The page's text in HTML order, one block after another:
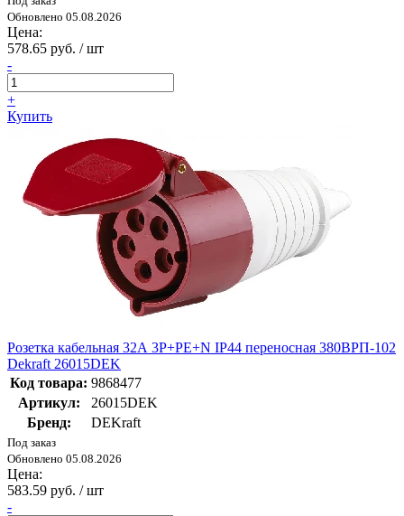
Обновлено 05.08.2026
Цена:
578.65 руб. / шт
-
+
Купить
Розетка кабельная 32А 3Р+PE+N IР44 переносная 380ВРП-102
Dekraft 26015DEK
Код товара: 9868477
Артикул:
26015DEK
Бренд:
DEKraft
Под заказ
Обновлено 05.08.2026
Цена:
583.59 руб. / шт
-